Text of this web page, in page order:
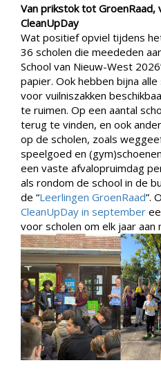
Van prikstok tot
CleanUpDay
Wat positief opviel tijdens
36 scholen die meededen
School van Nieuw-West
papier. Ook hebben bijna
voor vuilniszakken
te ruimen. Op een aantal
terug te vinden, en ook
op de scholen, zoals
speelgoed en
een vaste afvalopruimdag
als rondom de school in de
de “Leerlingen GroenRaad”.
CleanUpDay in september
voor scholen om elk jaar aan